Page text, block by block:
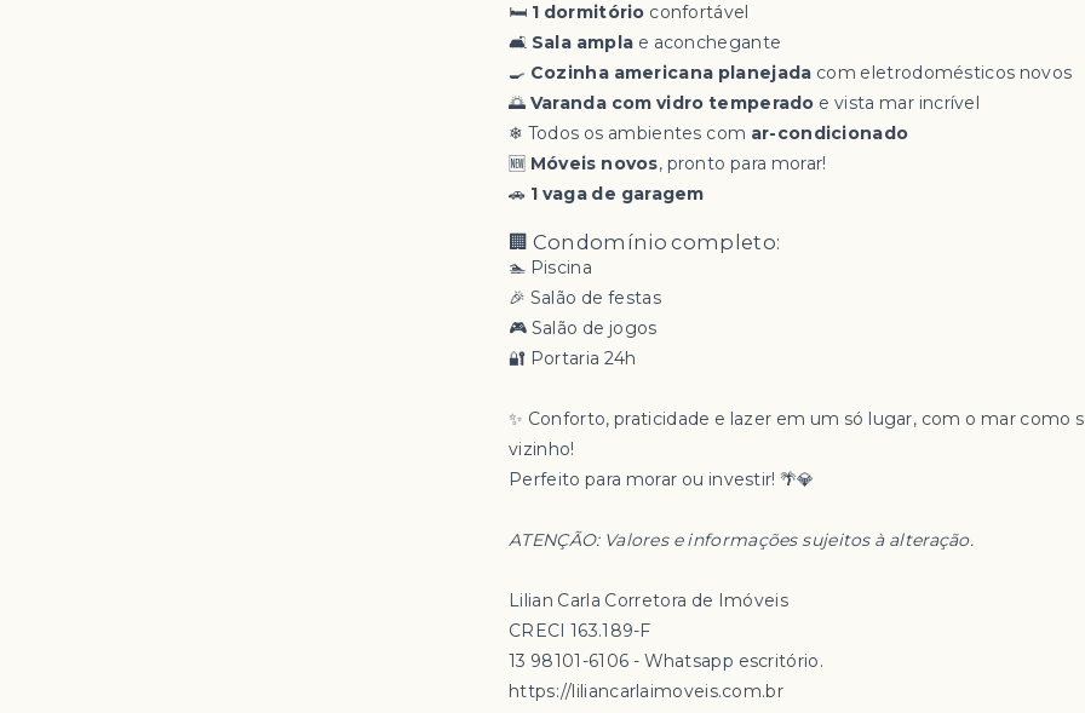
🛏 1 dormitório confortável
🛋 Sala ampla e aconchegante
🍳 Cozinha americana planejada com eletrodomésticos novos
🌅 Varanda com vidro temperado e vista mar incrível
❄ Todos os ambientes com ar-condicionado
🆕 Móveis novos, pronto para morar!
🚗 1 vaga de garagem
🏢 Condomínio completo:
🏊 Piscina
🎉 Salão de festas
🎮 Salão de jogos
🔐 Portaria 24h
✨ Conforto, praticidade e lazer em um só lugar, com o mar como
vizinho!
Perfeito para morar ou investir! 🌴💎
ATENÇÃO: Valores e informações sujeitos à alteração.
Lilian Carla Corretora de Imóveis
CRECI 163.189-F
13 98101-6106 - Whatsapp escritório.
https://liliancarlaimoveis.com.br